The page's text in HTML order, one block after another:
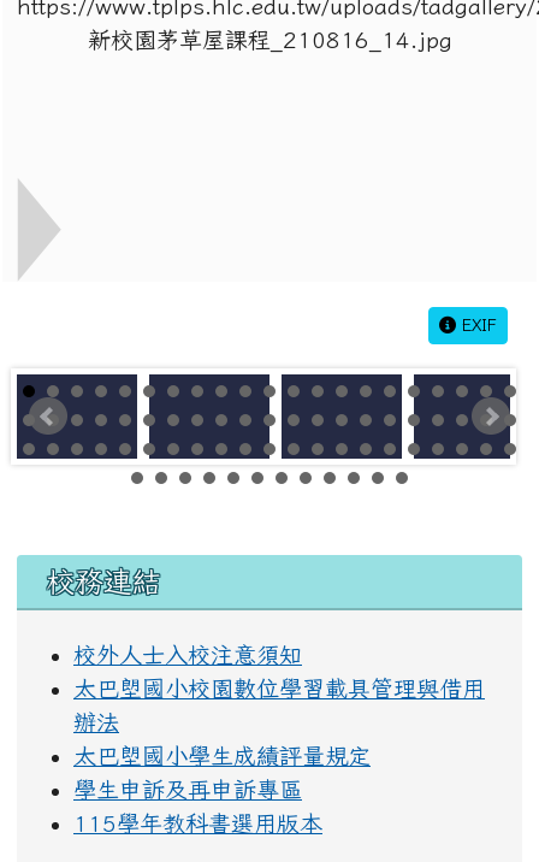
EXIF
左邊區域內容
校務連結
校外人士入校注意須知
太巴塱國小校園數位學習載具管理與借用
辦法
太巴塱國小學生成績評量規定
學生申訴及再申訴專區
115學年教科書選用版本